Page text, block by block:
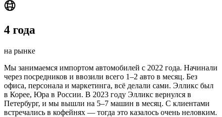
4 года
на рынке
Мы занимаемся импортом автомобилей с 2022 года. Начинали
через посредников и ввозили всего 1–2 авто в месяц. Без
офиса, персонала и маркетинга, всё делали сами. Элликс был
в Корее, Юра в России. В 2023 году Элликс вернулся в
Петербург, и мы вышли на 5–7 машин в месяц. С клиентами
встречались в кофейнях — тогда это казалось очень неловким.